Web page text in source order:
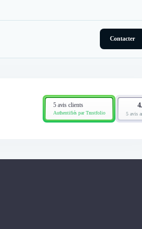
Contacter
5 avis clients
Authentifiés par Trustfolio 5 avis